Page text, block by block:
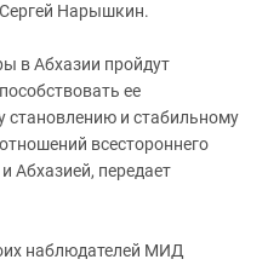
Нарышкин.
в Абхазии пройдут
ее
становлению и стабильному
всестороннего
Абхазией, передает
наблюдателей МИД